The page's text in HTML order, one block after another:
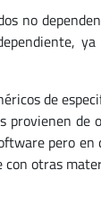
no
de
provienen
pero
otras